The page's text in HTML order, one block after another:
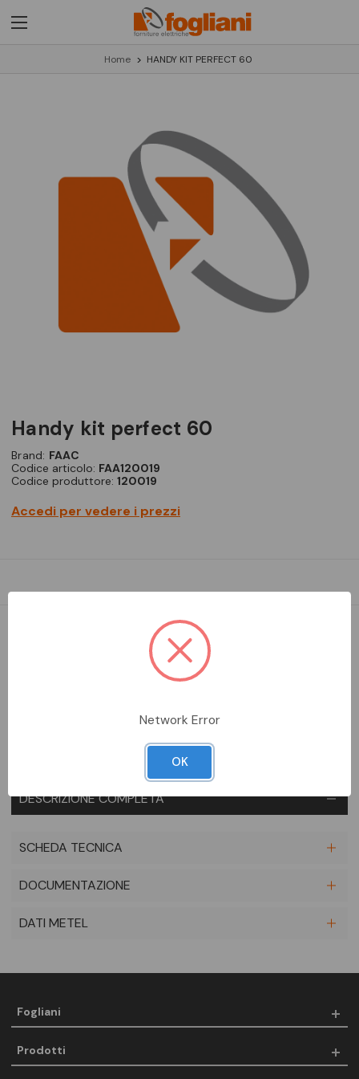
Home HANDY KIT PERFECT 60
handy kit perfect 60
Brand: FAAC
Codice articolo: FAA120019
Codice produttore: 120019
Accedi per vedere i prezzi
DESCRIZIONE COMPLETA
SCHEDA TECNICA
DOCUMENTAZIONE
DATI METEL
Fogliani
Prodotti
Network Error
OK